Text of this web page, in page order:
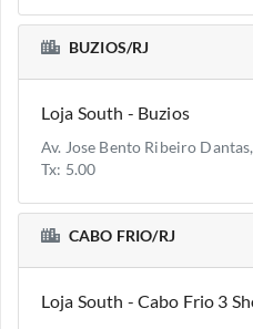
BUZIOS/RJ
Loja South - Buzios
Av. Jose Bento Ribeiro
Tx: 5.00
CABO FRIO/RJ
Loja South - Cabo Frio 3